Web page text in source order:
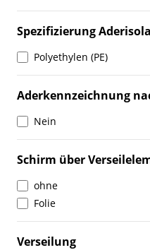
Spezifizierung
Polyethylen (PE)
Aderkennzeichnung
Nein
Schirm über
ohne
Folie
Verseilung